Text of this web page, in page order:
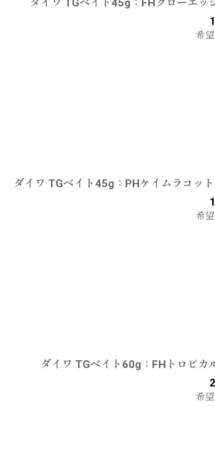
希
ダイワ TGベイト45g：PHケイムラコッ
希
ダイワ TGベイト60g：FHトロピカ
希